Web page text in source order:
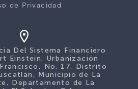
de Privacidad
Del Sistema Financiero
Einstein, Urbanización
No. 17, Distrito
Municipio de La
Departamento de La